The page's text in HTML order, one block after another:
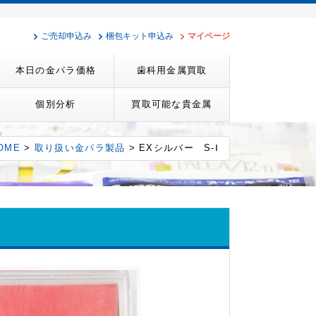
ご売却申込み 梱包キット申込み マイページ
本日の金パラ価格 歯科用金属買取
個別分析 買取可能な貴金属
> 取り扱い金パラ製品 > EXシルバー S-Ⅰ